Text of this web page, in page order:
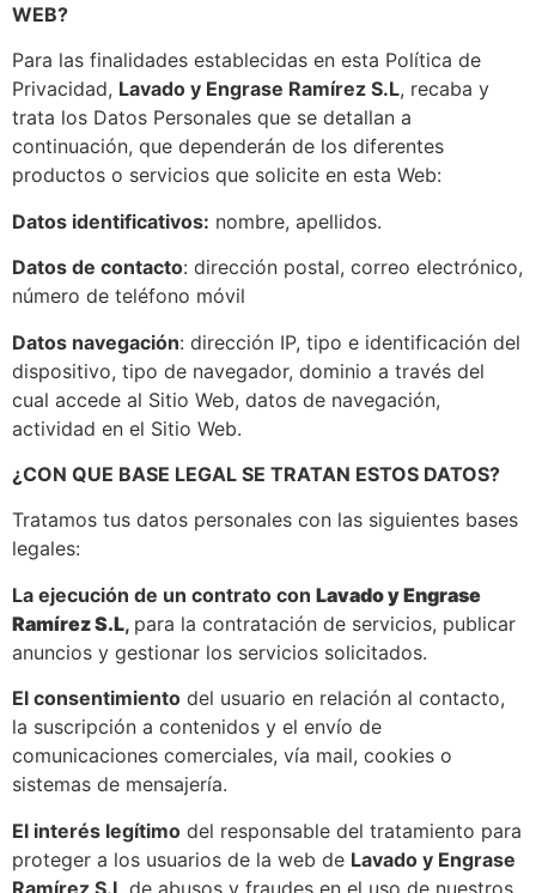
WEB?
Para las finalidades establecidas en esta Política de
Privacidad, Lavado y Engrase Ramírez S.L, recaba y
trata los Datos Personales que se detallan a
continuación, que dependerán de los diferentes
productos o servicios que solicite en esta Web:
Datos identificativos: nombre, apellidos.
Datos de contacto: dirección postal, correo electrónico,
número de teléfono móvil
Datos navegación: dirección IP, tipo e identificación del
dispositivo, tipo de navegador, dominio a través del
cual accede al Sitio Web, datos de navegación,
actividad en el Sitio Web.
¿CON QUE BASE LEGAL SE TRATAN ESTOS DATOS?
Tratamos tus datos personales con las siguientes bases
legales:
La ejecución de un contrato con Lavado y Engrase
Ramírez S.L, para la contratación de servicios, publicar
anuncios y gestionar los servicios solicitados.
El consentimiento del usuario en relación al contacto,
la suscripción a contenidos y el envío de
comunicaciones comerciales, vía mail, cookies o
sistemas de mensajería.
El interés legítimo del responsable del tratamiento para
proteger a los usuarios de la web de Lavado y Engrase
Ramírez S.L de abusos y fraudes en el uso de nuestros